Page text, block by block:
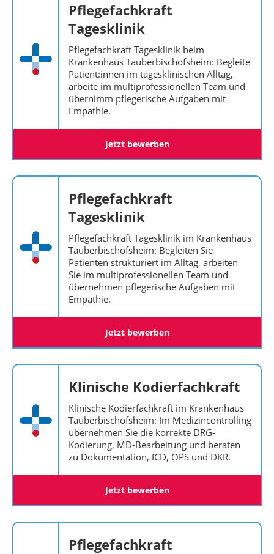
Pflegefachkraft
Tagesklinik
Pflegefachkraft Tagesklinik beim
Krankenhaus Tauberbischofsheim: Begleite
Patient:innen im tagesklinischen Alltag,
arbeite im multiprofessionellen Team und
übernimm pflegerische Aufgaben mit
Empathie.
Jetzt bewerben
Pflegefachkraft
Tagesklinik
Pflegefachkraft Tagesklinik im Krankenhaus
Tauberbischofsheim: Begleiten Sie
Patienten strukturiert im Alltag, arbeiten
Sie im multiprofessionellen Team und
übernehmen pflegerische Aufgaben mit
Empathie.
Jetzt bewerben
Klinische Kodierfachkraft
Klinische Kodierfachkraft im Krankenhaus
Tauberbischofsheim: Im Medizincontrolling
übernehmen Sie die korrekte DRG-
Kodierung, MD-Bearbeitung und beraten
zu Dokumentation, ICD, OPS und DKR.
Jetzt bewerben
Pflegefachkraft